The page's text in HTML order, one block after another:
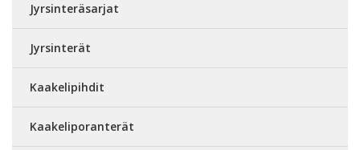
Jyrsinteräsarjat
Jyrsinterät
Kaakelipihdit
Kaakeliporanterät